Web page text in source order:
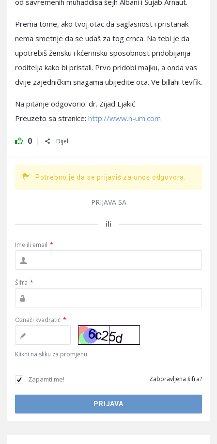
od savremenih muhaddisa šejh Albani i Šujab Arnaut.
Prema tome, ako tvoj otac da saglasnost i pristanak
nema smetnje da se udaš za tog crnca. Na tebi je da
upotrebiš žensku i kćerinsku sposobnost pridobijanja
roditelja kako bi pristali. Prvo pridobi majku, a onda vas
dvije zajedničkim snagama ubijedite oca. Ve billahi tevfik.
Na pitanje odgovorio: dr. Zijad Ljakić
Preuzeto sa stranice: http://www.n-um.com
0 Dijeli
Potrebno je da se prijaviš za unos odgovora.
PRIJAVA SA
ili
Ime ili email *
Šifra *
Označi kvadratić *
Klikni na sliku za promjenu.
Zapamti me! Zaboravljena šifra?